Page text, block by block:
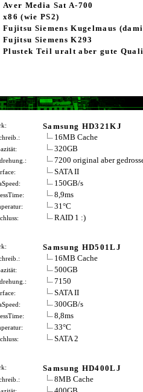
Aver Media Sat A-700
x86 (wie PS2)
Fujitsu Siemens Kugelmaus
Fujitsu Siemens K293
Plustek Teil uralt aber gute
Samsung HD321KJ
16MB Cache
320GB
7200 original aber
SATA II
150GB/s
8,9ms
31°C
RAID 1 :)
Samsung HD501LJ
16MB Cache
500GB
7150
SATA II
300GB/s
8,8ms
33°C
SATA 2
Samsung HD400LJ
8MB Cache